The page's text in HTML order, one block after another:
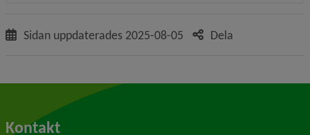
Sidan uppdaterades 2025-08-05 Dela
Kontakt